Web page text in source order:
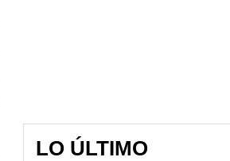
LO ÚLTIMO